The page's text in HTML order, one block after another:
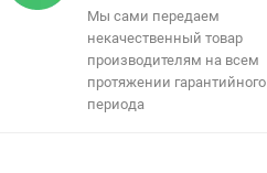
Мы сами передаем
некачественный товар
производителям на всем
протяжении гарантийного
периода